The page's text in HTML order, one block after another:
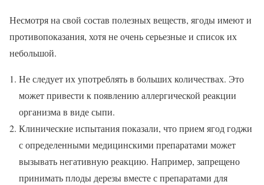
Несмотря на свой состав полезных веществ, ягоды имеют и
противопоказания, хотя не очень серьезные и список их
небольшой.
Не следует их употреблять в больших количествах. Это
может привести к появлению аллергической реакции
организма в виде сыпи.
Клинические испытания показали, что прием ягод годжи
с определенными медицинскими препаратами может
вызывать негативную реакцию. Например, запрещено
принимать плоды дерезы вместе с препаратами для